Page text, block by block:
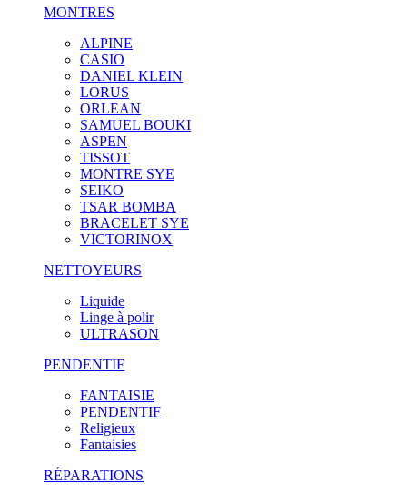
MONTRES
ALPINE
CASIO
DANIEL KLEIN
LORUS
ORLEAN
SAMUEL BOUKI
ASPEN
TISSOT
MONTRE SYE
SEIKO
TSAR BOMBA
BRACELET SYE
VICTORINOX
NETTOYEURS
Liquide
Linge à polir
ULTRASON
PENDENTIF
FANTAISIE
PENDENTIF
Religieux
Fantaisies
RÉPARATIONS